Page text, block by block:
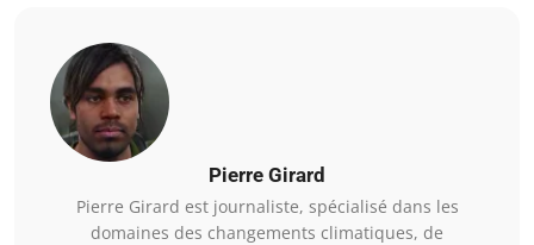
Pierre Girard
Pierre Girard est journaliste, spécialisé dans les
domaines des changements climatiques, de